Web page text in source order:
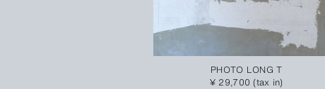
PHOTO LONG T
¥ 29,700 (tax in)